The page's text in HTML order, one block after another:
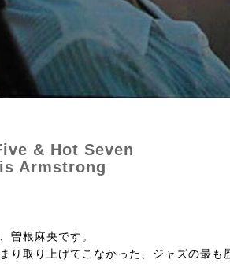
& Hot Seven
Armstrong
曽根麻央です。
り取り上げてこなかった、ジャズの最